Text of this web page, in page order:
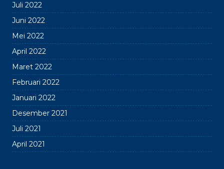
Juli 2022
Juni 2022
Mei 2022
April 2022
Maret 2022
Februari 2022
Januari 2022
Desember 2021
Juli 2021
April 2021